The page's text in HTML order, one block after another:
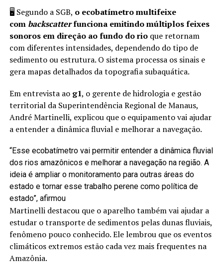
🖥️ Segundo a SGB, o ecobatímetro multifeixe
com backscatterfunciona emitindo múltiplos feixes
sonoros em direção ao fundo do rio que retornam
com diferentes intensidades, dependendo do tipo de
sedimento ou estrutura. O sistema processa os sinais e
gera mapas detalhados da topografia subaquática.
Em entrevista ao g1, o gerente de hidrologia e gestão
territorial da Superintendência Regional de Manaus,
André Martinelli, explicou que o equipamento vai ajudar
a entender a dinâmica fluvial e melhorar a navegação.
“Esse ecobatímetro vai permitir entender a dinâmica fluvial
dos rios amazônicos e melhorar a navegação na região. A
ideia é ampliar o monitoramento para outras áreas do
estado e tornar esse trabalho perene como política de
estado”, afirmou
Martinelli destacou que o aparelho também vai ajudar a
estudar o transporte de sedimentos pelas dunas fluviais,
fenômeno pouco conhecido. Ele lembrou que os eventos
climáticos extremos estão cada vez mais frequentes na
Amazônia.